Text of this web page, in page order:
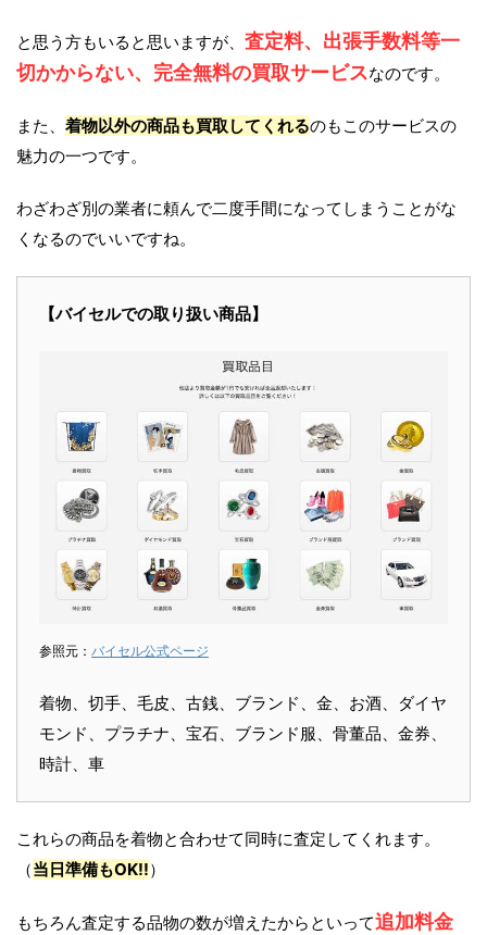
と思う方もいると思いますが、 査定料、出張手数料等一
切かからない、完全無料の買取サービスなのです。
また、 着物以外の商品も買取してくれるのもこのサービスの
魅力の一つです。
わざわざ別の業者に頼んで二度手間になってしまうことがな
くなるのでいいですね。
【バイセルでの取り扱い商品】
参照元： バイセル公式ページ
着物、切手、毛皮、古銭、ブランド、金、お酒、ダイヤ
モンド、プラチナ、宝石、ブランド服、骨董品、金券、
時計、車
これらの商品を着物と合わせて同時に査定してくれます。
（当日準備もOK!!）
もちろん査定する品物の数が増えたからといって追加料金